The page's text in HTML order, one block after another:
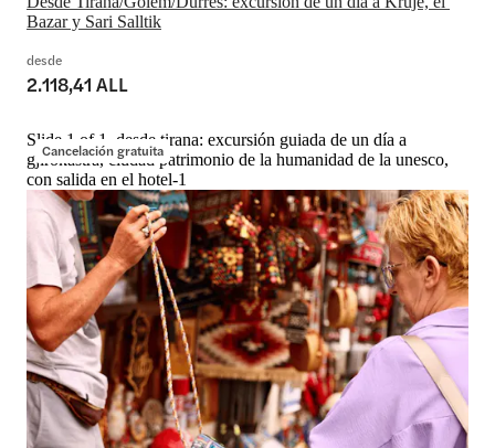
Bazar y Sari Salltik
desde
2.118,41 ALL
Cancelación gratuita
Slide 1 of 1, desde tirana: excursión guiada de un día a
gjirokastra, ciudad patrimonio de la humanidad de la unesco,
con salida en el hotel-1